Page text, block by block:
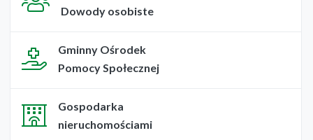
Dowody osobiste
Gminny Ośrodek
Pomocy Społecznej
Gospodarka
nieruchomościami